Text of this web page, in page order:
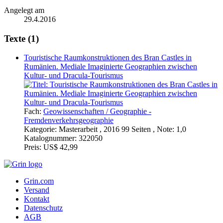
Angelegt am
29.4.2016
Texte (1)
Touristische Raumkonstruktionen des Bran Castles in
Rumänien. Mediale Imaginierte Geographien zwischen
Kultur- und Dracula-Tourismus
Fach:Geowissenschaften / Geographie -
Fremdenverkehrsgeographie
Kategorie:Masterarbeit , 2016 99 Seiten , Note: 1,0
Katalognummer:322050
Preis:US$ 42,99
Grin.com
Kontakt
Datenschutz
AGB
Impressum
Vertrag widerrufen